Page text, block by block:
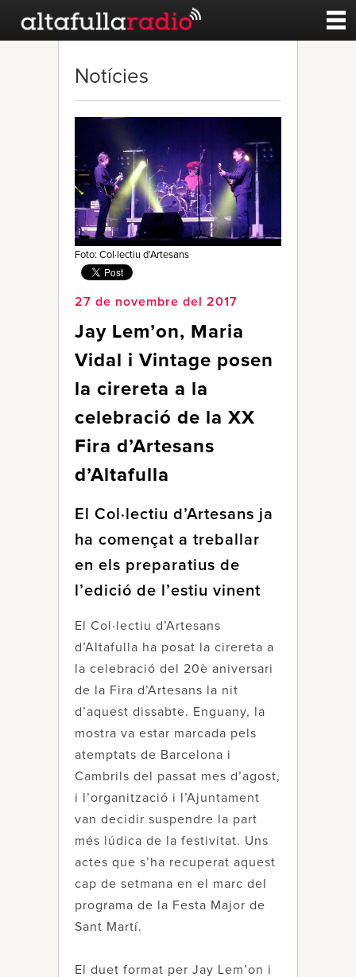
Esports
Noticies
Qui Som
Notícies
Foto: Col·lectiu d'Artesans
27 de novembre del 2017
Jay Lem’on, Maria
Vidal i Vintage posen
la cirereta a la
celebració de la XX
Fira d’Artesans
d’Altafulla
El Col·lectiu d’Artesans ja
ha començat a treballar
en els preparatius de
l’edició de l’estiu vinent
El Col·lectiu d’Artesans
d’Altafulla ha posat la cirereta a
la celebració del 20è aniversari
de la Fira d’Artesans la nit
d’aquest dissabte. Enguany, la
mostra va estar marcada pels
atemptats de Barcelona i
Cambrils del passat mes d’agost,
i l’organització i l’Ajuntament
van decidir suspendre la part
més lúdica de la festivitat. Uns
actes que s’ha recuperat aquest
cap de setmana en el marc del
programa de la Festa Major de
Sant Martí.
El duet format per Jay Lem’on i